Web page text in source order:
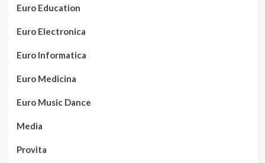
Euro Education
Euro Electronica
Euro Informatica
Euro Medicina
Euro Music Dance
Media
Provita